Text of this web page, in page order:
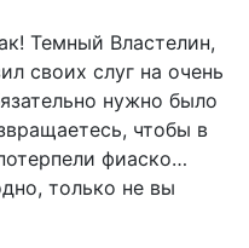
Темный Властелин,
своих слуг на очень
нужно было
чтобы в
фиаско…
только не вы